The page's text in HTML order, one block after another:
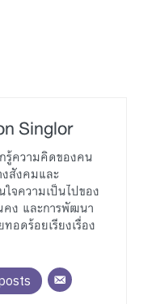
Singlor
รู้ความคิดของคน
สังคมและ
จความเป็นไปของ
ง และการพัฒนา
อดร้อยเรียงเรื่อง